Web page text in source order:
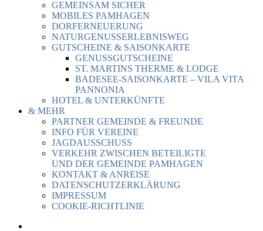
GEMEINSAM SICHER
MOBILES PAMHAGEN
DORFERNEUERUNG
NATURGENUSSERLEBNISWEG
GUTSCHEINE & SAISONKARTE
GENUSSGUTSCHEINE
ST. MARTINS THERME & LODGE
BADESEE-SAISONKARTE – VILA VITA
PANNONIA
HOTEL & UNTERKÜNFTE
& MEHR
PARTNER GEMEINDE & FREUNDE
INFO FÜR VEREINE
JAGDAUSSCHUSS
VERKEHR ZWISCHEN BETEILIGTE
UND DER GEMEINDE PAMHAGEN
KONTAKT & ANREISE
DATENSCHUTZERKLÄRUNG
IMPRESSUM
COOKIE-RICHTLINIE